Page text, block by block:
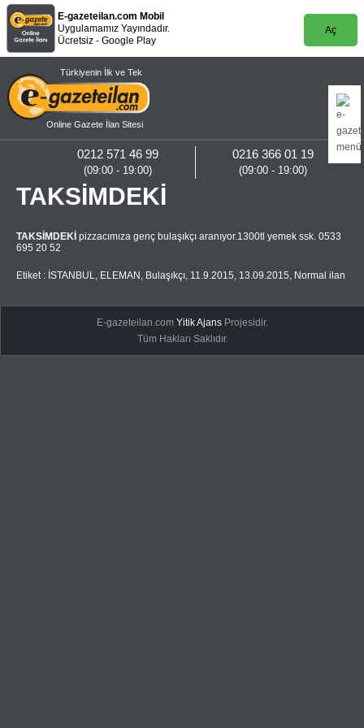
E-gazeteilan.com Mobil
Uygulamamız Yayındadır.
Ücretsiz - Google Play
Aç
Türkiyenin İlk ve Tek
Online Gazete İlan Sitesi
0216 366 01 19
(09:00 - 19:00)
0212 571 46 99
(09:00 - 19:00)
TAKSİMDEKİ
TAKSİMDEKİ pizzacımıza genç bulaşıkçı aranıyor.1300tl yemek ssk. 0533
695 20 52
Etiket : İSTANBUL, ELEMAN , Bulaşıkçı, 11.9.2015, 13.09.2015, Normal ilan
E-gazeteilan.comYitik Ajans Projesidir.
Tüm Hakları Saklıdır.